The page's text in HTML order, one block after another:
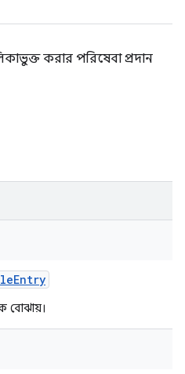
করার পরিষেবা প্রদান
Entry
বোঝায়।